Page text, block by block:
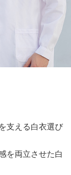
支える白衣選び
を両立させた白